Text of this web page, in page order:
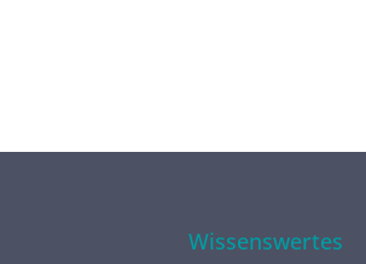
Wissenswertes